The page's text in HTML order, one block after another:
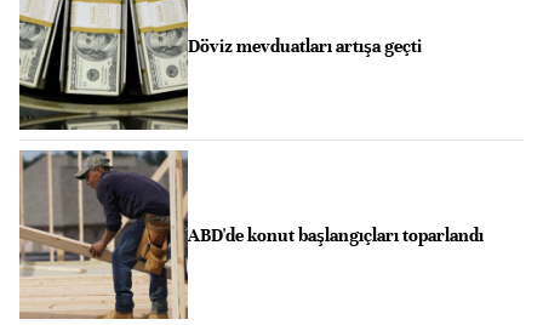
Döviz mevduatları artışa geçti
ABD'de konut başlangıçları toparlandı